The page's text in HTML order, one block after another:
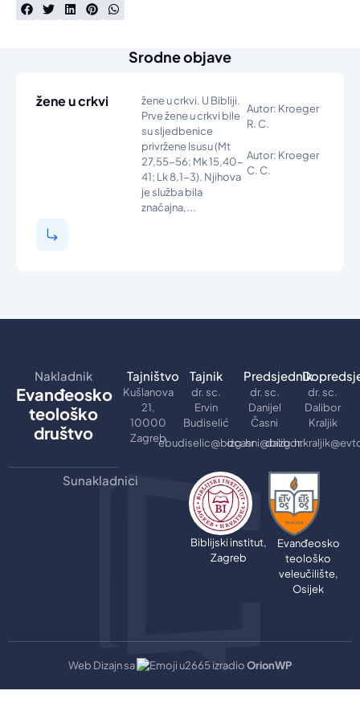
Srodne objave
žene u crkvi
žene u crkvi. U Bibliji.
Prve žene u crkvi bile
su sljedbenice
privržene Isusu (Mt
27,55-56; Mk 15,40-
41; Lk 8,1-3). Njihova
je služba bila
značajna,...
Autor: Kroeger
R. C.
Autor: Kroeger
C. C.
Nakladnik
Evanđeosko
teološko
društvo
Tajništvo
Kušlanova
21,
10000
Zagreb
Tajnik
dr. sc.
Ervin
Budiselić
ebudiselic@bizg.hr
Predsjednik
dr. sc.
Danijel
Časni
dcasni@bizg.hr
dr. sc.
Dalibor
Kraljik
Sunakladnici
Biblijski institut,
Zagreb
Evanđeosko
teološko
veleučilište,
Osijek
Web Dizajn sa izradioOrionWP